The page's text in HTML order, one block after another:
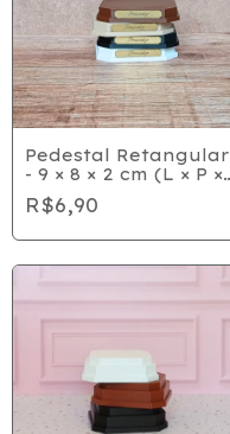
Pedestal Retangular
- 9 × 8 × 2 cm (L × P ×
A)
R$6,90